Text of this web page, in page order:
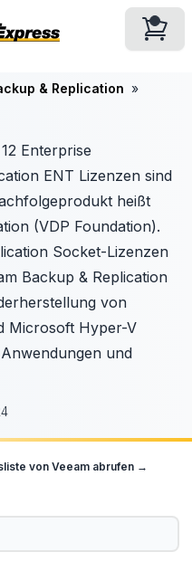
& Replication
Enterprise
ENT Lizenzen sind
heißt
(VDP Foundation).
Socket-Lizenzen
Backup & Replication
von
Microsoft Hyper-V
und
vonVeeam abrufen →